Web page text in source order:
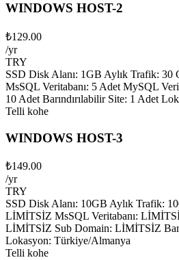
WINDOWS HOST-2
₺129.00
/yr
TRY
SSD Disk Alanı: 1GB Aylık Trafik: 30
MsSQL Veritabanı: 5 Adet MySQL
10 Adet Barındırılabilir Site: 1 Adet
Telli kohe
WINDOWS HOST-3
₺149.00
/yr
TRY
SSD Disk Alanı: 10GB Aylık Trafik:
LİMİTSİZ MsSQL Veritabanı:
LİMİTSİZ Sub Domain: LİMİTSİZ
Lokasyon: Türkiye/Almanya
Telli kohe